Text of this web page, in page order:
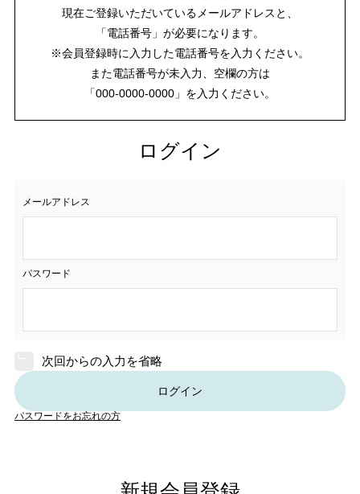
現在ご登録いただいているメールアドレスと、
「電話番号」が必要になります。
※会員登録時に入力した電話番号を入力ください。
また電話番号が未入力、空欄の方は
「000-0000-0000」を入力ください。
ログイン
メールアドレス
パスワード
次回からの入力を省略
ログイン
パスワードをお忘れの方